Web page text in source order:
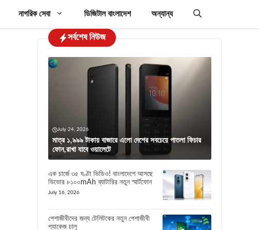
নাগরিক সেবা ডিজিটাল বাংলাদেশ অন্যান্য
সর্বশেষ নিউজ
July 24, 2026
মাত্র ১,৯৯৯ টাকায় বাজারে এলো দেশের সবচেয়ে পাতলা ফিচার
ফোন,রাখা যাবে ওয়ালেটে
এক চার্জে ৩৫ ঘণ্টা ভিডিও! বাংলাদেশে আসছে
ভিভোর ৮১০০mAh ব্যাটারির নতুন স্মার্টফোন
July 16, 2026
পেশাজীবীদের জন্য টেলিটকের নতুন পেশাজীবী
প্যাকেজ চালু